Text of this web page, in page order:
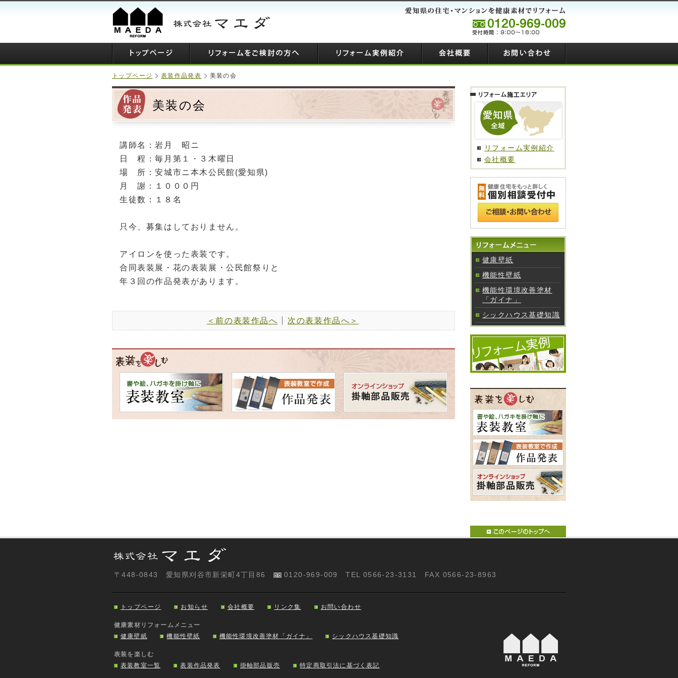
トップページ 表装作品発表 美装の会
美装の会
講師名：岩月 昭ニ
日 程：毎月第１・３木曜日
場 所：安城市ニ本木公民館(愛知県)
月 謝：１０００円
生徒数：１８名
只今、募集はしておりません。
アイロンを使った表装です。
合同表装展・花の表装展・公民館祭りと
年３回の作品発表があります。
＜前の表装作品へ 次の表装作品へ＞
リフォーム実例紹介
会社概要
健康壁紙
機能性壁紙
機能性環境改善塗材
「ガイナ」
シックハウス基礎知識
〒448-0843 愛知県刈谷市新栄町4丁目86 0120-969-009 TEL 0566-23-3131 FAX 0566-23-8963
トップページ お知らせ 会社概要 リンク集 お問い合わせ
健康素材リフォームメニュー
健康壁紙
機能性壁紙 機能性環境改善塗材「ガイナ」 シックハウス基礎知識
表装を楽しむ
表装教室一覧
表装作品発表 掛軸部品販売 特定商取引法に基づく表記